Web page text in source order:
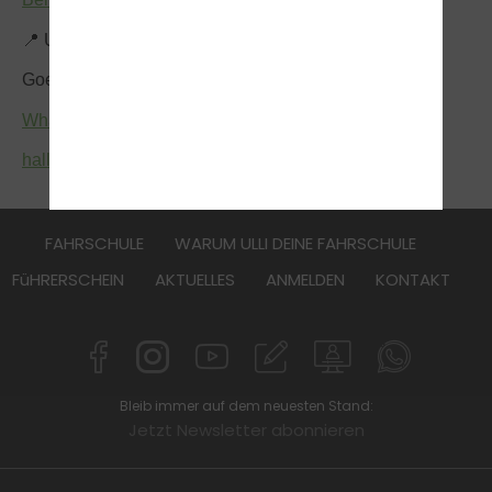
📍 Ulli - deine Fahrschule
Goethestr. 9-11, 27356 Rotenburg (Wümme)
WhatsApp
hallo@ulli-deinefahrschule.de
FAHRSCHULE
WARUM ULLI DEINE FAHRSCHULE
FüHRERSCHEIN
AKTUELLES ANMELDEN KONTAKT
Bleib immer auf dem neuesten Stand: